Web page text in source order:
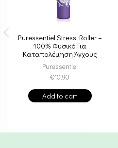
Puressentiel Stress Roller –
100% Φυσικό Για
Καταπολέμηση Άγχους
Puressentiel
€10.90
Add to cart